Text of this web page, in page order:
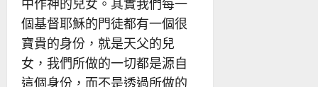
中作神的兒女。其實我們每一
個基督耶穌的門徒都有一個很
寶貴的身份，就是天父的兒
女，我們所做的一切都是源自
這個身份，而不是透過所做的